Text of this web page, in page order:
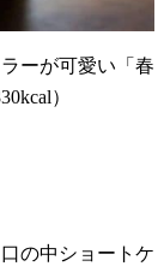
ーが可愛い「春
）
の中ショートケ